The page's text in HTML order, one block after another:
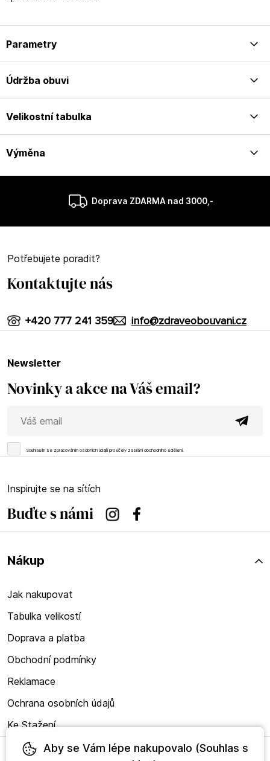
Parametry
Údržba obuvi
Velikostní tabulka
Výměna
Doprava ZDARMA nad 3000,-
Potřebujete poradit?
Kontaktujte nás
info@zdraveobouvani.cz
+420 777 241 359
newsletter
Novinky a akce na Váš email?
Souhlasím se zpracováním osobních údajů pro účely zasílání obchodního sdělení.
Inspirujte se na sítích
Buďte s námi InstagramFacebook
Nákup
Jak nakupovat
Tabulka velikostí
Doprava a platba
Obchodní podmínky
Reklamace
Ochrana osobních údajů
Ke Stažení
Aby se Vám lépe nakupovalo (Souhlas s